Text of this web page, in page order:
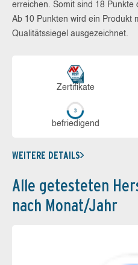
erreichen. Somit sind 18 Punkte
Ab 10 Punkten wird ein Produkt
Qualitätssiegel ausgezeichnet.
Zerti­fikate
be­frie­di­gend
WEITERE DETAILS
Alle getesteten
nach Monat/Jahr